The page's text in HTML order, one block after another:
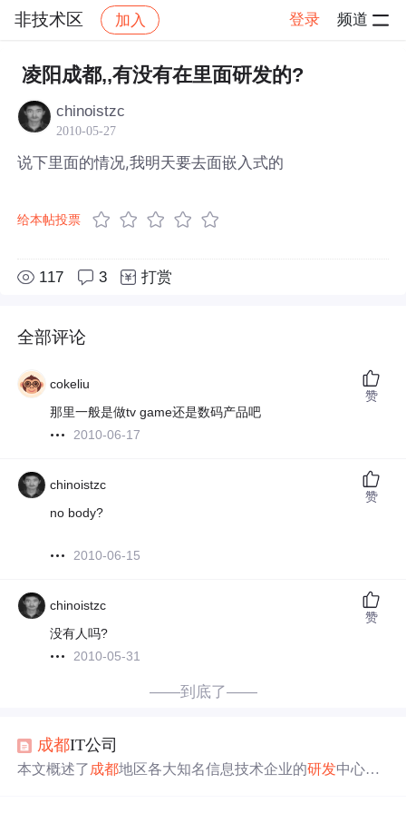
非技术区 加入 登录 频道
社区 非技术区 帖子详情
凌阳成都,,有没有在里面研发的?
chinoistzc
2010-05-27
说下里面的情况,我明天要去面嵌入式的
给本帖投票
117 3 打赏
全部评论
cokeliu
那里一般是做tv game还是数码产品吧
2010-06-17
赞
chinoistzc
no body?
2010-06-15
赞
chinoistzc
没有人吗?
2010-05-31
赞
——到底了——
成都IT公司
本文概述了 成都地区各大知名信息技术企业的研发中心，